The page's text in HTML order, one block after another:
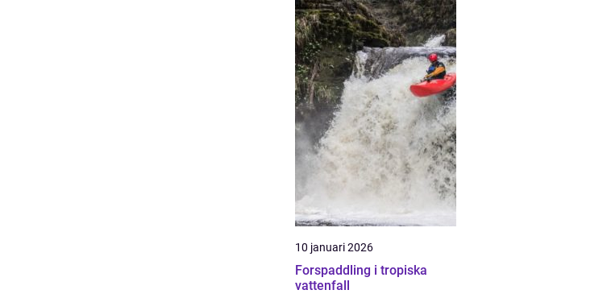
10 januari 2026
Forspaddling i tropiska
vattenfall